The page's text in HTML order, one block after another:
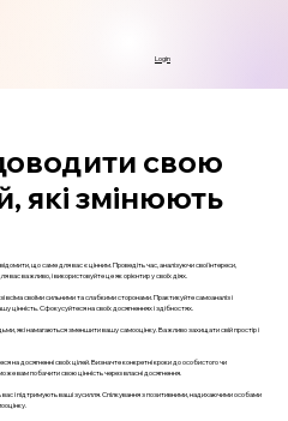
Login
свою
які змінюють
що саме для вас є цінним. Проведіть час, аналізуючи свої інтереси,
вас важливо, і використовуйте це як орієнтир у своїх діях.
своїми сильними та слабкими сторонами. Практикуйте самоаналіз і
Сфокусуйтеся на своїх досягненнях і здібностях.
які намагаються зменшити вашу самооцінку. Важливо захищати свій простір і
на досягненні своїх цілей. Визначте конкретні кроки до особистого чи
вам побачити свою цінність через власні досягнення.
і підтримують ваші зусилля. Спілкування з позитивними, надихаючими особами